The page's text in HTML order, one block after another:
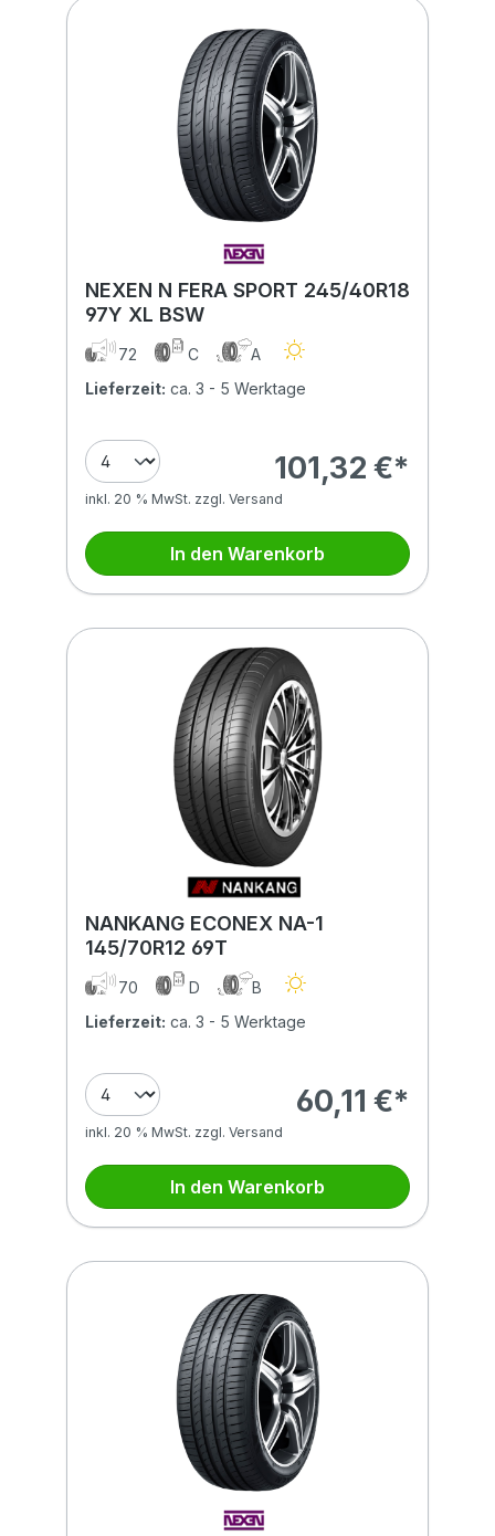
NEXEN N FERA SPORT 245/40R18
97Y XL BSW
72 C
A
Lieferzeit: ca. 3 - 5 Werktage
101,32 €*
inkl. 20 % MwSt. zzgl. Versand
In den Warenkorb
NANKANG ECONEX NA-1
145/70R12 69T
70 D
B
Lieferzeit: ca. 3 - 5 Werktage
60,11 €*
inkl. 20 % MwSt. zzgl. Versand
In den Warenkorb